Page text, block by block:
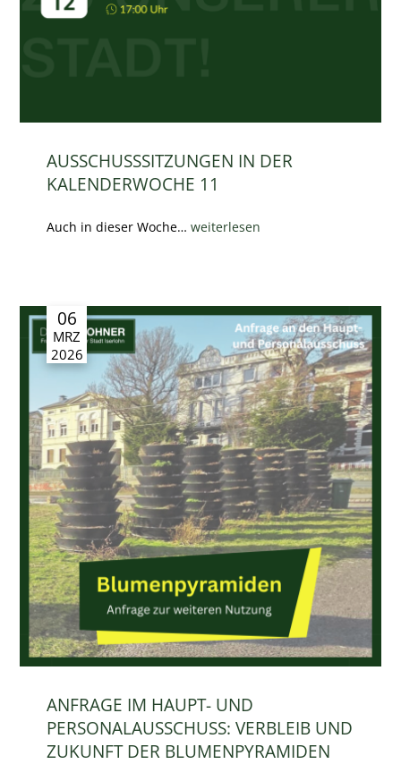
AUSSCHUSSSITZUNGEN IN DER
KALENDERWOCHE 11
Auch in dieser Woche…weiterlesen
06
MRZ
2026
ANFRAGE IM HAUPT- UND
PERSONALAUSSCHUSS: VERBLEIB UND
ZUKUNFT DER BLUMENPYRAMIDEN